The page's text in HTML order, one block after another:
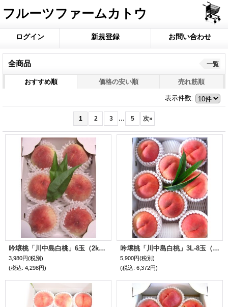
フルーツファームカトウ
ログイン 新規登録 お問い合わせ
全商品 一覧
おすすめ順 価格の安い順 売れ筋順
表示件数:
1 2 3 ... 5 次»
吟壌桃「川中島白桃」6玉（2kg）
3,980円(税別)
(税込: 4,298円)
吟壌桃「川中島白桃」3L-8玉（3kg）
5,900円(税別)
(税込: 6,372円)